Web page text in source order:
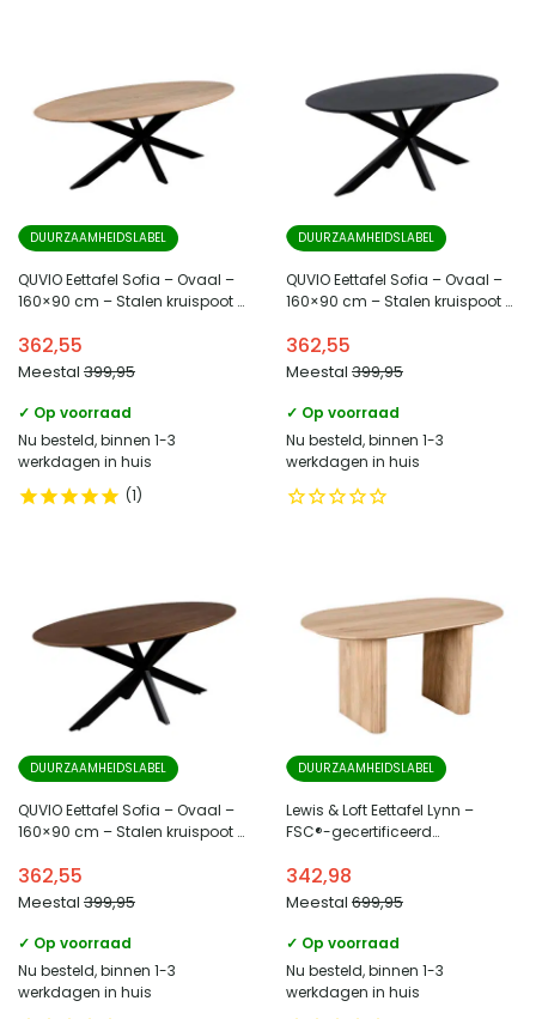
DUURZAAMHEIDSLABEL
QUVIO Eettafel Sofia – Ovaal –
160×90 cm – Stalen kruispoot –
mangohout – Naturel
362,55
Meestal 399,95
✓ Op voorraad
Nu besteld, binnen 1-3
werkdagen in huis
1
DUURZAAMHEIDSLABEL
QUVIO Eettafel Sofia – Ovaal –
160×90 cm – Stalen kruispoot –
mangohout – Zwart
362,55
Meestal 399,95
✓ Op voorraad
Nu besteld, binnen 1-3
werkdagen in huis
DUURZAAMHEIDSLABEL
QUVIO Eettafel Sofia – Ovaal –
160×90 cm – Stalen kruispoot –
mangohout – Bruin
362,55
Meestal 399,95
✓ Op voorraad
Nu besteld, binnen 1-3
werkdagen in huis
DUURZAAMHEIDSLABEL
Lewis & Loft Eettafel Lynn –
FSC®-gecertificeerd
cm – Naturel
342,98
Meestal 699,95
✓ Op voorraad
Nu besteld, binnen 1-3
werkdagen in huis